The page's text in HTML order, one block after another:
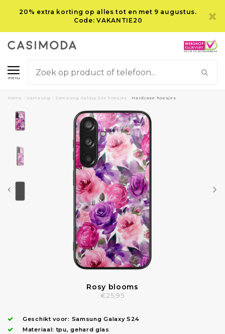
20% extra korting op alles tot en met 9 augustus.
Code: VAKANTIE20
menu
Home Samsung Samsung Galaxy S24 hoesjes Hardcase hoesjes
Rosy blooms
€25,95
Geschikt voor: Samsung Galaxy S24
Materiaal: tpu, gehard glas